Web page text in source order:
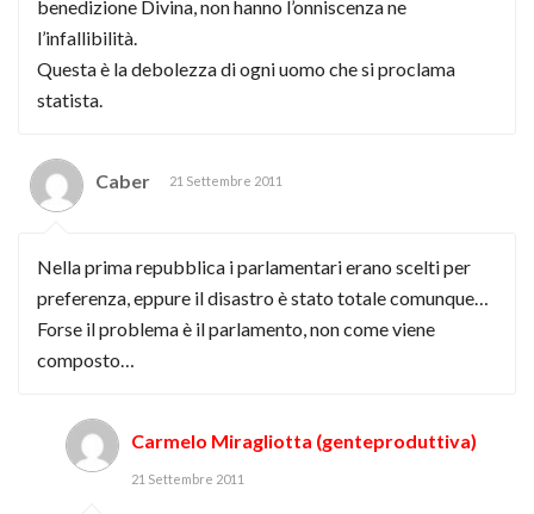
benedizione Divina, non hanno l’onniscenza ne
l’infallibilità.
Questa è la debolezza di ogni uomo che si proclama
statista.
Caber 21 Settembre 2011
Nella prima repubblica i parlamentari erano scelti per
preferenza, eppure il disastro è stato totale comunque…
Forse il problema è il parlamento, non come viene
composto…
Carmelo Miragliotta (genteproduttiva)
21 Settembre 2011